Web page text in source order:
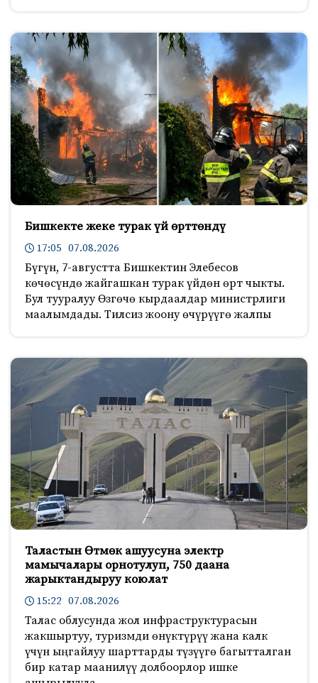
Бишкекте жеке турак үй өрттөндү
17:05 07.08.2026
Бүгүн, 7-августта Бишкектин Элебесов
көчөсүндө жайгашкан турак үйдөн өрт чыкты.
Бул тууралуу Өзгөчө кырдаалдар министрлиги
маалымдады. Тилсиз жоону өчүрүүгө жалпы
Таластын Өтмөк ашуусуна электр
мамычалары орнотулуп, 750 даана
жарыктандыруу коюлат
15:22 07.08.2026
Талас облусунда жол инфраструктурасын
жакшыртуу, туризмди өнүктүрүү жана калк
үчүн ыңгайлуу шарттарды түзүүгө багытталган
бир катар маанилүү долбоорлор ишке